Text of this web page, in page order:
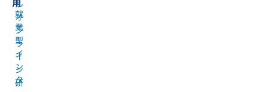
用
就
業
型
イ
ン
タ
ル
オ
ン
ラ
イ
ン
研